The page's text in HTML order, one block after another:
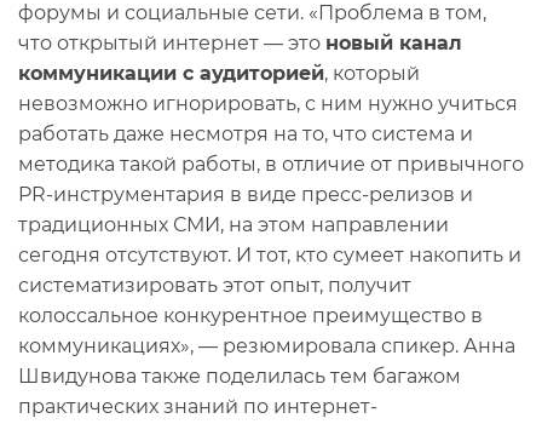
форумы и социальные сети. «Проблема в том,
что открытый интернет — это новый канал
коммуникации с аудиторией, который
невозможно игнорировать, с ним нужно учиться
работать даже несмотря на то, что система и
методика такой работы, в отличие от привычного
PR-инструментария в виде пресс-релизов и
традиционных СМИ, на этом направлении
сегодня отсутствуют. И тот, кто сумеет накопить и
систематизировать этот опыт, получит
колоссальное конкурентное преимущество в
коммуникациях», — резюмировала спикер. Анна
Швидунова также поделилась тем багажом
практических знаний по интернет-